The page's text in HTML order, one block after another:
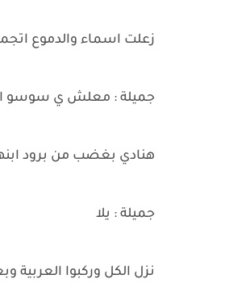
زعلت اسماء والدموع
جميلة : معلش ي سوسو
هنادي بغضب من برود
جميلة : يلا
نزل الكل وركبوا العربية